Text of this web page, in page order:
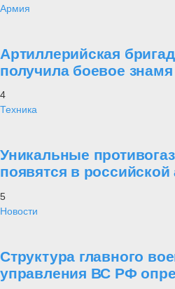
Армия
Артиллерийская
получила боевое
4
Техника
Уникальные
появятся в
5
Новости
Структура главного
управления ВС РФ